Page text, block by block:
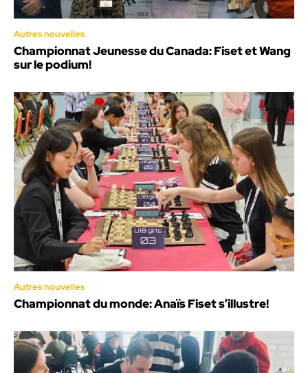
Autres nouvelles
Championnat Jeunesse du Canada: Fiset et Wang
sur le podium!
Autres nouvelles
Championnat du monde: Anaïs Fiset s’illustre!